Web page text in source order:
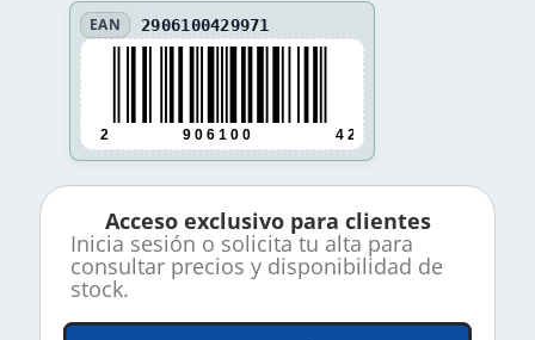
EAN 2906100429971
2 9 0 6 1 0 0 4 2 9 9 7 1
Acceso exclusivo para clientes
Inicia sesión o solicita tu alta para
consultar precios y disponibilidad de
stock.